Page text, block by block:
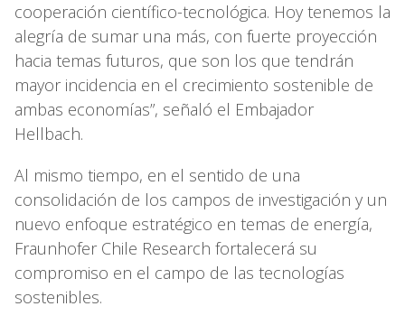
cooperación científico-tecnológica. Hoy tenemos la
alegría de sumar una más, con fuerte proyección
hacia temas futuros, que son los que tendrán
mayor incidencia en el crecimiento sostenible de
ambas economías”, señaló el Embajador
Hellbach.
Al mismo tiempo, en el sentido de una
consolidación de los campos de investigación y un
nuevo enfoque estratégico en temas de energía,
Fraunhofer Chile Research fortalecerá su
compromiso en el campo de las tecnologías
sostenibles.